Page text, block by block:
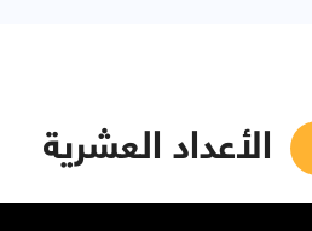
الأعداد العشرية